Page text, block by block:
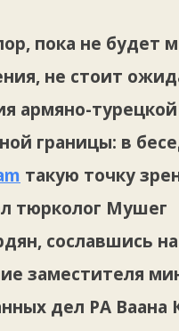
пока не будет
не стоит
армяно-турецкой
границы: в
такую точку
тюрколог Мушег
сославшись на
заместителя
дел РА Ваана